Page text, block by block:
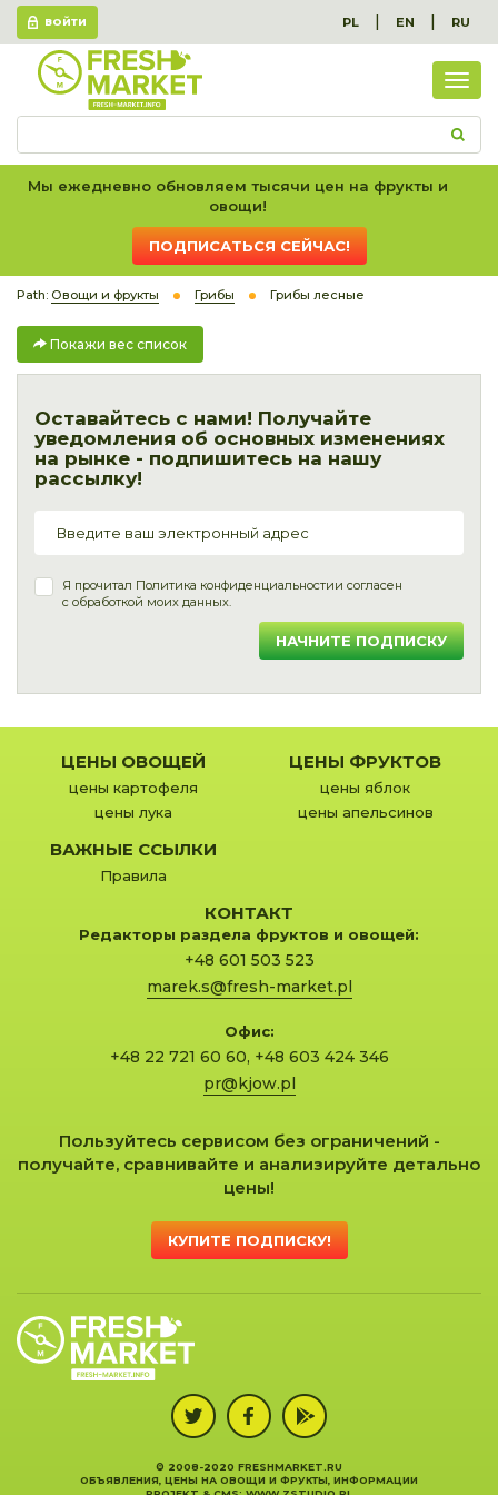
ВОЙТИ PL | EN | RU
вес
Мы ежедневно обновляем тысячи цен на фрукты и
овощи!
ПОДПИСАТЬСЯ СЕЙЧАС!
Path: Овощи и фрукты Грибы Грибы лесные
Покажи вес список
Оставайтесь с нами! Получайте
уведомления об основных изменениях
на рынке - подпишитесь на нашу
рассылку!
Я прочитал Политика конфиденциальностии согласен
с обработкой моих данных.
НАЧНИТЕ ПОДПИСКУ
ЦЕНЫ ОВОЩЕЙ
цены картофеля
цены лука
ЦЕНЫ ФРУКТОВ
цены яблок
цены апельсинов
ВАЖНЫЕ ССЫЛКИ
Правила
КОНТАКТ
Редакторы раздела фруктов и овощей:
+48 601 503 523
marek.s@fresh-market.pl
Офис:
+48 22 721 60 60, +48 603 424 346
pr@kjow.pl
Пользуйтесь сервисом без ограничений -
получайте, сравнивайте и анализируйте детально
цены!
КУПИТЕ ПОДПИСКУ!
© 2008-2020 FRESHMARKET.RU
ОБЪЯВЛЕНИЯ, ЦЕНЫ НА ОВОЩИ И ФРУКТЫ, ИНФОРМАЦИИ